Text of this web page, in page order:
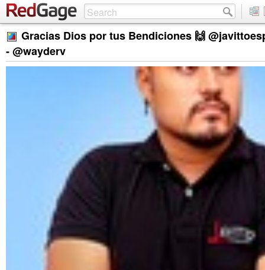
Gracias Dios por tus Bendiciones 🙌
- @wayderv